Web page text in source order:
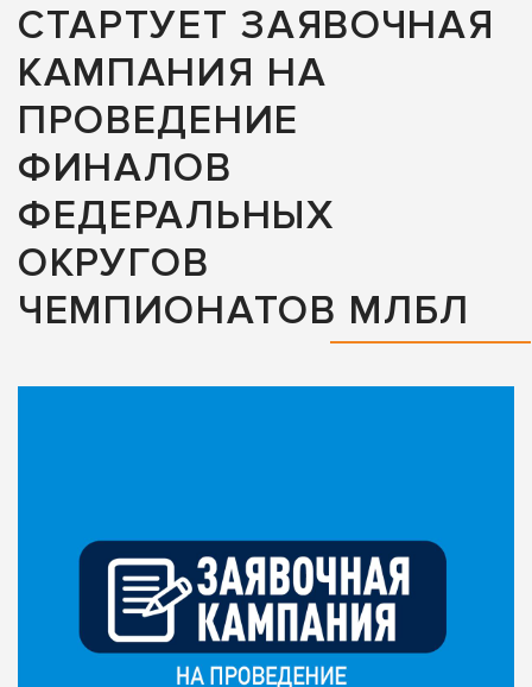
СТАРТУЕТ ЗАЯВОЧНАЯ
КАМПАНИЯ НА
ПРОВЕДЕНИЕ
ФИНАЛОВ
ФЕДЕРАЛЬНЫХ
ОКРУГОВ
ЧЕМПИОНАТОВ МЛБЛ